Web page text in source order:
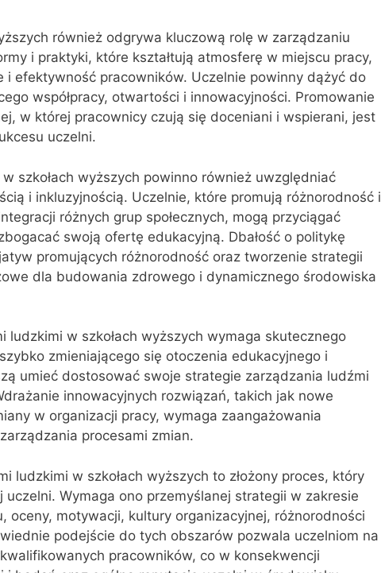
również odgrywa kluczową rolę w zarządzaniu
i praktyki, które kształtują atmosferę w miejscu pracy,
i efektywność pracowników. Uczelnie powinny dążyć do
współpracy, otwartości i innowacyjności. Promowanie
w której pracownicy czują się doceniani i wspierani, jest
uczelni.
szkołach wyższych powinno również uwzględniać
i inkluzyjnością. Uczelnie, które promują różnorodność i
różnych grup społecznych, mogą przyciągać
swoją ofertę edukacyjną. Dbałość o politykę
promujących różnorodność oraz tworzenie strategii
dla budowania zdrowego i dynamicznego środowiska
ludzkimi w szkołach wyższych wymaga skutecznego
zmieniającego się otoczenia edukacyjnego i
umieć dostosować swoje strategie zarządzania ludźmi
innowacyjnych rozwiązań, takich jak nowe
w organizacji pracy, wymaga zaangażowania
procesami zmian.
ludzkimi w szkołach wyższych to złożony proces, który
uczelni. Wymaga ono przemyślanej strategii w zakresie
oceny, motywacji, kultury organizacyjnej, różnorodności
podejście do tych obszarów pozwala uczelniom na
pracowników, co w konsekwencji